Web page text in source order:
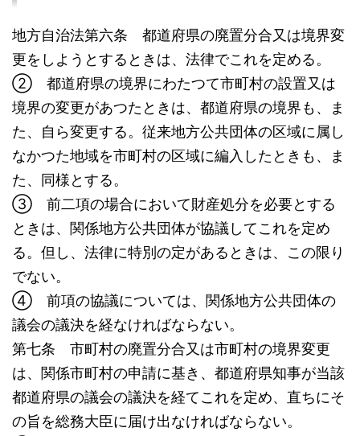
地方自治法第六条 都道府県の廃置分合又は境界変
更をしようとするときは、法律でこれを定める。
② 都道府県の境界にわたつて市町村の設置又は
境界の変更があつたときは、都道府県の境界も、ま
た、自ら変更する。従来地方公共団体の区域に属し
なかつた地域を市町村の区域に編入したときも、ま
た、同様とする。
③ 前二項の場合において財産処分を必要とする
ときは、関係地方公共団体が協議してこれを定め
る。但し、法律に特別の定があるときは、この限り
でない。
④ 前項の協議については、関係地方公共団体の
議会の議決を経なければならない。
第七条 市町村の廃置分合又は市町村の境界変更
は、関係市町村の申請に基き、都道府県知事が当該
都道府県の議会の議決を経てこれを定め、直ちにそ
の旨を総務大臣に届け出なければならない。